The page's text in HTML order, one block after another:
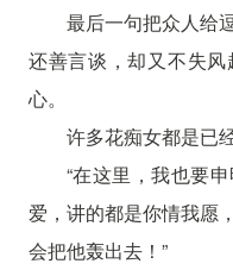
最后一句把众人给
还善言谈，却又不失
心。
许多花痴女都是已
“在这里，我也要
爱，讲的都是你情我愿
会把他轰出去！”